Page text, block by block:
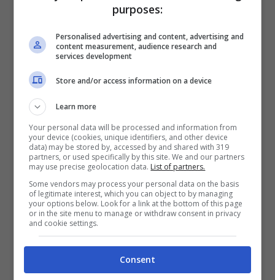
tratta di pellicole e sold outa teatro se porta
assenza dal piccolo schermo,Checco
Zalone
” acclamatissimo spettacolo teatrale che
ha fatto sempre registrare il tutto esaurito.
Una serata di musica e comicitàcome ha
in prima serata sulla rete ammiraglia della
Mediaset. Loshow in prima visione
scena da Zalone, ma a parte sapere la data
purposes:
Personalised advertising and content, advertising and
content measurement, audience research and
services development
Store and/or access information on a device
Learn more
Your personal data will be processed and information from
your device (cookies, unique identifiers, and other device
data) may be stored by, accessed by and shared with 319
partners, or used specifically by this site. We and our partners
may use precise geolocation data. List of partners.
Some vendors may process your personal data on the basis
of legitimate interest, which you can object to by managing
your options below. Look for a link at the bottom of this page
or in the site menu to manage or withdraw consent in privacy
and cookie settings.
Consent